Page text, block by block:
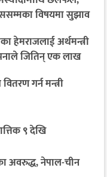
विषयमा सुझाव
हेमराजलाई अर्थमन्त्री
जितिन् एक लाख
गर्न मन्त्री
९ देखि
अवरुद्ध, नेपाल-चीन